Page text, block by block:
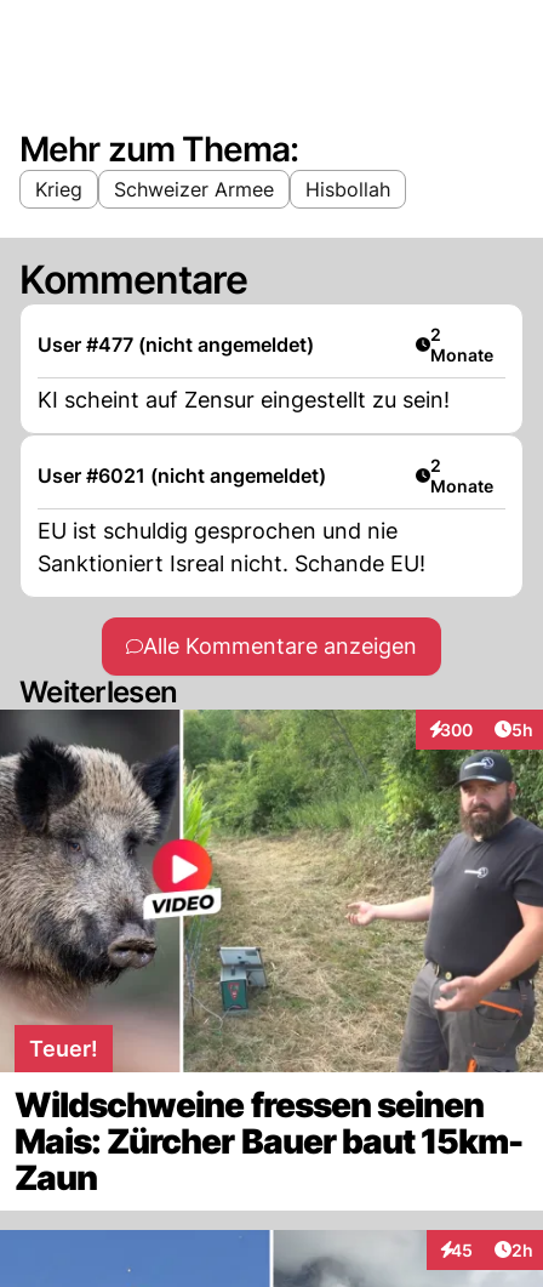
Mehr zum Thema:
Krieg Schweizer Armee Hisbollah
Kommentare
User #477 (nicht angemeldet) Artikel
2
Monate
KI scheint auf Zensur eingestellt zu sein!
User #6021 (nicht angemeldet) Artikel
2
Monate
EU ist schuldig gesprochen und nie
Sanktioniert Isreal nicht. Schande EU!
Alle Kommentare anzeigen
Weiterlesen
300
Interaktionen
5h
Teuer!
Wildschweine fressen seinen
Mais: Zürcher Bauer baut 15km-
Zaun
45
Interaktionen
2h